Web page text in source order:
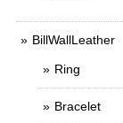
BillWallLeather
Ring
Bracelet